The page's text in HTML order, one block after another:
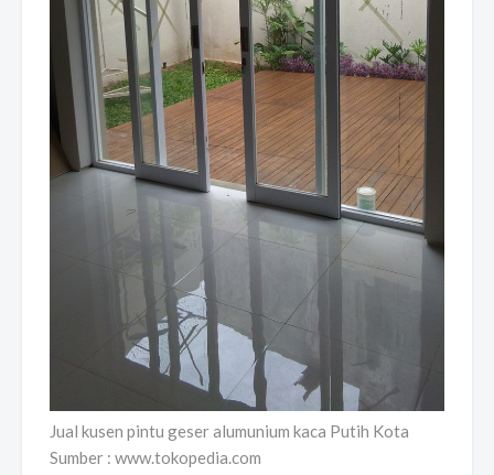
Jual kusen pintu geser alumunium kaca Putih Kota
Sumber : www.tokopedia.com